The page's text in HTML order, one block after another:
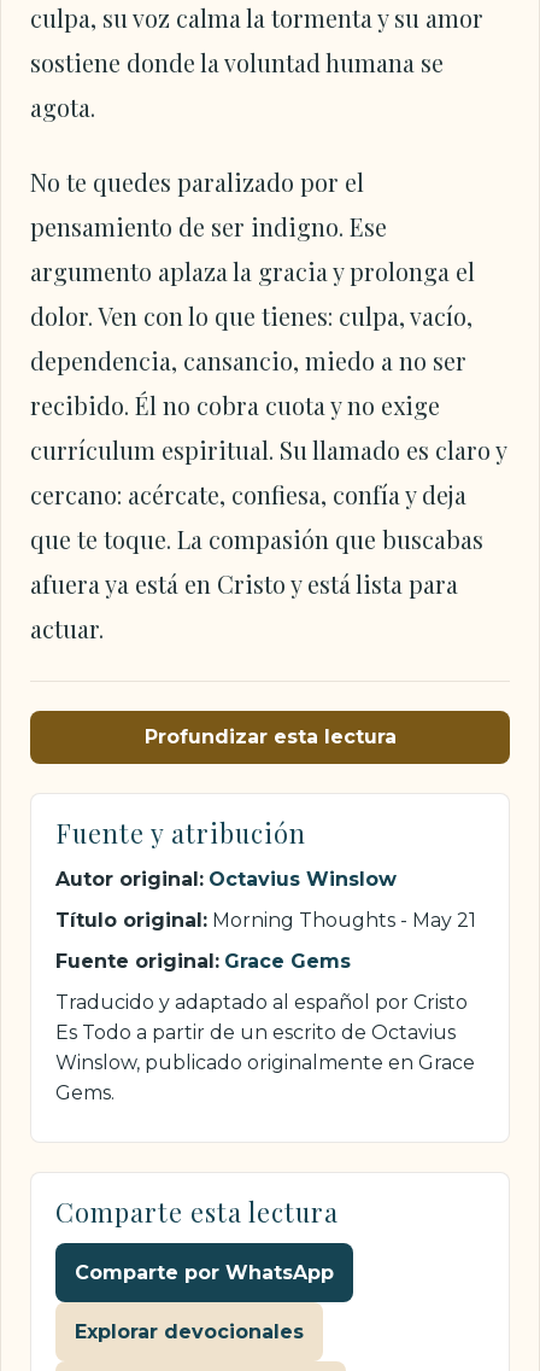
culpa, su voz calma la tormenta y su amor
sostiene donde la voluntad humana se
agota.
No te quedes paralizado por el
pensamiento de ser indigno. Ese
argumento aplaza la gracia y prolonga el
dolor. Ven con lo que tienes: culpa, vacío,
dependencia, cansancio, miedo a no ser
recibido. Él no cobra cuota y no exige
currículum espiritual. Su llamado es claro y
cercano: acércate, confiesa, confía y deja
que te toque. La compasión que buscabas
afuera ya está en Cristo y está lista para
actuar.
Profundizar esta lectura
Fuente y atribución
Autor original: Octavius Winslow
Título original: Morning Thoughts - May 21
Fuente original: Grace Gems
Traducido y adaptado al español por Cristo
Es Todo a partir de un escrito de Octavius
Winslow, publicado originalmente en Grace
Gems.
Comparte esta lectura
Comparte por WhatsApp
Explorar devocionales